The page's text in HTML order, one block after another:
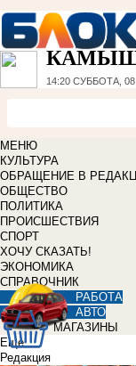
14:20 СУББОТА,
МЕНЮ
КУЛЬТУРА
ОБРАЩЕНИЕ В
ОБЩЕСТВО
ПОЛИТИКА
ПРОИСШЕСТВИЯ
СПОРТ
ХОЧУ СКАЗАТЬ!
ЭКОНОМИКА
СПРАВОЧНИК
РАБОТА
АВТО
МАГАЗИНЫ
Еще
Редакция